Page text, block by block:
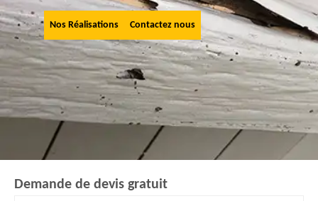
Nos Réalisations Contactez nous
Demande de devis gratuit